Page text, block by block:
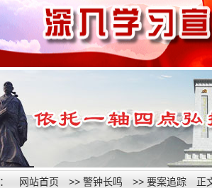
网站首页 >> 警钟长鸣 >> 要案追踪 正